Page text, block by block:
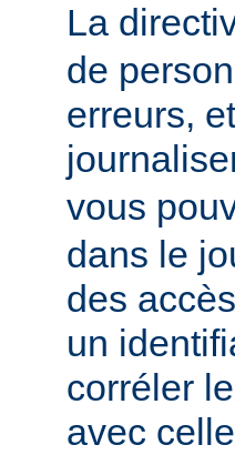
La
de
erreurs,
vous
dans le
des
un
corréler
avec